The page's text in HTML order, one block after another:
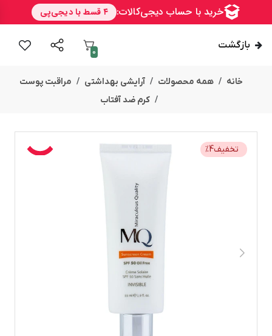
بازگشت
0
خانه همه محصولات آرایشی بهداشتی
مراقبت پوست
کرم ضد آفتاب
تخفیف %4